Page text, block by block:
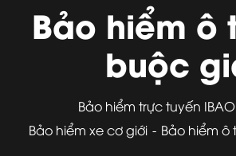
Bảo hiểm ô
buộc
Bảo hiểm trực tuyến
Bảo hiểm xe cơ giới
Bảo hiểm